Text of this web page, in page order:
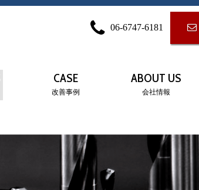
06-6747-6181
CASE
改善事例
ABOUT US
会社情報